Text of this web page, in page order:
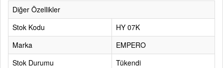
Diğer Özellikler
Stok Kodu
HY 07K
Marka
EMPERO
Stok Durumu
Tükendi